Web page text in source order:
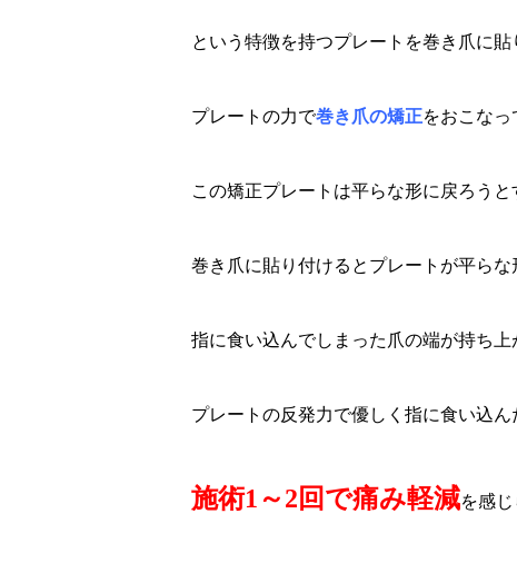
という特徴を持つプレートを巻き爪に貼
プレートの力で巻き爪の矯正をおこなっ
この矯正プレートは平らな形に戻ろう
巻き爪に貼り付けるとプレートが平らな
指に食い込んでしまった爪の端が持ち上
プレートの反発力で優しく指に食い込
施術1～2回で痛み軽減を感